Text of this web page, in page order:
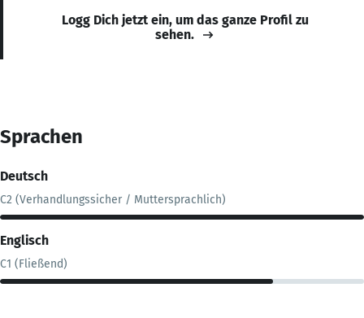
Logg Dich jetzt ein, um das ganze Profil zu
sehen.
Sprachen
Deutsch
C2 (Verhandlungssicher / Muttersprachlich)
Englisch
C1 (Fließend)